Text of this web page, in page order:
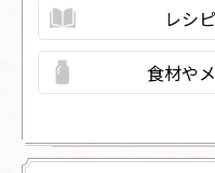
レシ
食材や